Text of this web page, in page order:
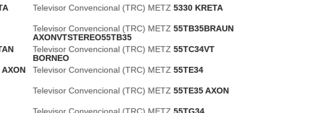
Televisor Convencional (TRC) METZ 5330 KRETA
Televisor Convencional (TRC) METZ 55TB35BRAUN
AXONVTSTEREO55TB35
Televisor Convencional (TRC) METZ 55TC34VT
BORNEO
Televisor Convencional (TRC) METZ 55TE34
Televisor Convencional (TRC) METZ 55TE35 AXON